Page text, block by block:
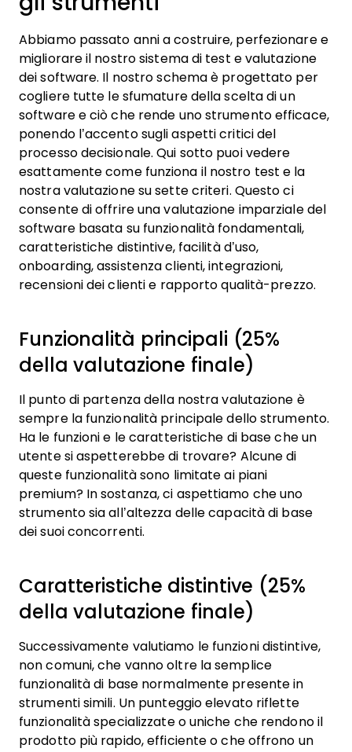
Abbiamo passato anni a costruire, perfezionare e
migliorare il nostro sistema di test e valutazione
dei software. Il nostro schema è progettato per
cogliere tutte le sfumature della scelta di un
software e ciò che rende uno strumento efficace,
ponendo l’accento sugli aspetti critici del
processo decisionale. Qui sotto puoi vedere
esattamente come funziona il nostro test e la
nostra valutazione su sette criteri. Questo ci
consente di offrire una valutazione imparziale del
software basata su funzionalità fondamentali,
caratteristiche distintive, facilità d’uso,
onboarding, assistenza clienti, integrazioni,
recensioni dei clienti e rapporto qualità-prezzo.
Funzionalità principali (25%
della valutazione finale)
Il punto di partenza della nostra valutazione è
sempre la funzionalità principale dello strumento.
Ha le funzioni e le caratteristiche di base che un
utente si aspetterebbe di trovare? Alcune di
queste funzionalità sono limitate ai piani
premium? In sostanza, ci aspettiamo che uno
strumento sia all’altezza delle capacità di base
dei suoi concorrenti.
Caratteristiche distintive (25%
della valutazione finale)
Successivamente valutiamo le funzioni distintive,
non comuni, che vanno oltre la semplice
funzionalità di base normalmente presente in
strumenti simili. Un punteggio elevato riflette
funzionalità specializzate o uniche che rendono il
prodotto più rapido, efficiente o che offrono un